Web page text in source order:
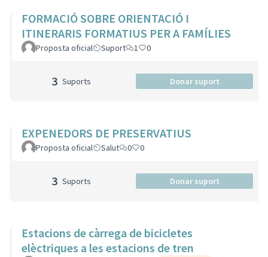
FORMACIÓ SOBRE ORIENTACIÓ I
ITINERARIS FORMATIUS PER A FAMÍLIES
Proposta oficial Suport 1 0
3 Suports Donar suport
EXPENEDORS DE PRESERVATIUS
Proposta oficial Salut 0 0
3 Suports Donar suport
Estacions de càrrega de bicicletes
elèctriques a les estacions de tren